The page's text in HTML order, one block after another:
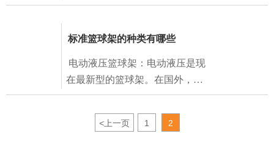
固定式篮球架分为真固定和假固
是预埋篮球架，就是事前要在装
篮球架配套的预埋件放下去，用
准备好的混凝土浇筑，等枯燥了
和篮球框部分安装好。
标准篮球架的种类有哪些
在最新型的篮球架。在国外，
NBA想必我们都很清楚，NBA里
用的篮球架都是斯伯丁的，而国
内CBA用的基本都是金陵的。当
<上一页 1 2